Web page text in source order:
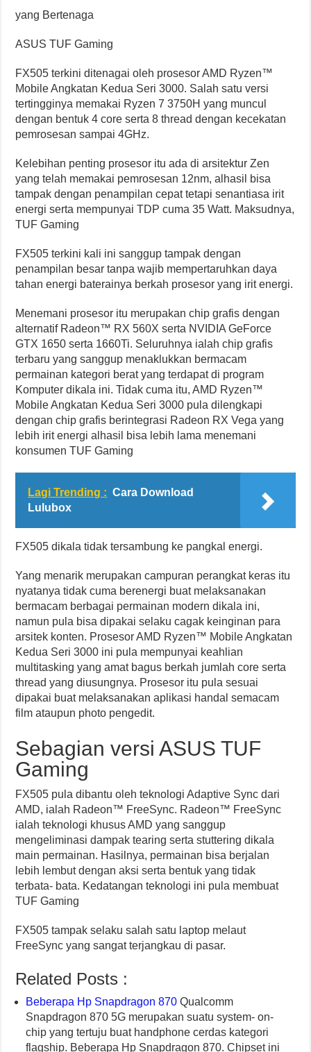
yang Bertenaga
ASUS TUF Gaming
FX505 terkini ditenagai oleh prosesor AMD Ryzen™
Mobile Angkatan Kedua Seri 3000. Salah satu versi
tertingginya memakai Ryzen 7 3750H yang muncul
dengan bentuk 4 core serta 8 thread dengan kecekatan
pemrosesan sampai 4GHz.
Kelebihan penting prosesor itu ada di arsitektur Zen
yang telah memakai pemrosesan 12nm, alhasil bisa
tampak dengan penampilan cepat tetapi senantiasa irit
energi serta mempunyai TDP cuma 35 Watt. Maksudnya,
TUF Gaming
FX505 terkini kali ini sanggup tampak dengan
penampilan besar tanpa wajib mempertaruhkan daya
tahan energi baterainya berkah prosesor yang irit energi.
Menemani prosesor itu merupakan chip grafis dengan
alternatif Radeon™ RX 560X serta NVIDIA GeForce
GTX 1650 serta 1660Ti. Seluruhnya ialah chip grafis
terbaru yang sanggup menaklukkan bermacam
permainan kategori berat yang terdapat di program
Komputer dikala ini. Tidak cuma itu, AMD Ryzen™
Mobile Angkatan Kedua Seri 3000 pula dilengkapi
dengan chip grafis berintegrasi Radeon RX Vega yang
lebih irit energi alhasil bisa lebih lama menemani
konsumen TUF Gaming
Lagi Trending : Cara Download
Lulubox
FX505 dikala tidak tersambung ke pangkal energi.
Yang menarik merupakan campuran perangkat keras itu
nyatanya tidak cuma berenergi buat melaksanakan
bermacam berbagai permainan modern dikala ini,
namun pula bisa dipakai selaku cagak keinginan para
arsitek konten. Prosesor AMD Ryzen™ Mobile Angkatan
Kedua Seri 3000 ini pula mempunyai keahlian
multitasking yang amat bagus berkah jumlah core serta
thread yang diusungnya. Prosesor itu pula sesuai
dipakai buat melaksanakan aplikasi handal semacam
film ataupun photo pengedit.
Sebagian versi ASUS TUF
Gaming
FX505 pula dibantu oleh teknologi Adaptive Sync dari
AMD, ialah Radeon™ FreeSync. Radeon™ FreeSync
ialah teknologi khusus AMD yang sanggup
mengeliminasi dampak tearing serta stuttering dikala
main permainan. Hasilnya, permainan bisa berjalan
lebih lembut dengan aksi serta bentuk yang tidak
terbata- bata. Kedatangan teknologi ini pula membuat
TUF Gaming
FX505 tampak selaku salah satu laptop melaut
FreeSync yang sangat terjangkau di pasar.
Related Posts :
Beberapa Hp Snapdragon 870 Qualcomm
Snapdragon 870 5G merupakan suatu system- on-
chip yang tertuju buat handphone cerdas kategori
flagship. Beberapa Hp Snapdragon 870. Chipset ini